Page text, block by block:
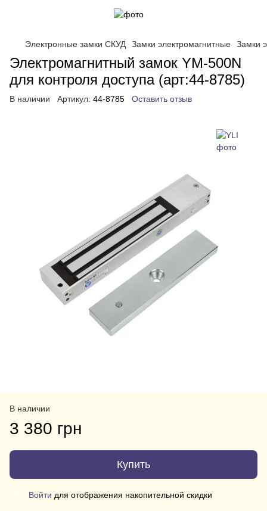
Электронные замки СКУД Замки электромагнитные Замки
Электромагнитный замок YM-500N
для контроля доступа (арт:44-8785)
В наличии Артикул: 44-8785 Оставить отзыв
В наличии
3 380 грн
Купить
Войти для отображения накопительной скидки